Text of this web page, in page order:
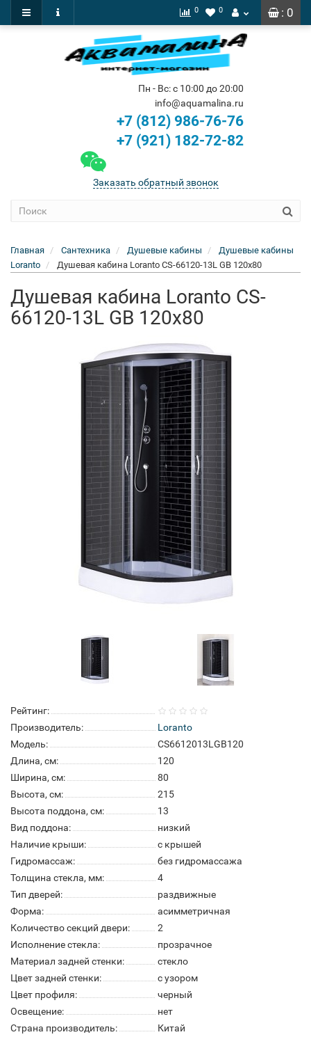
: 0
0 0
Пн - Вс: с 10:00 до 20:00
info@aquamalina.ru
+7 (812) 986-76-76
+7 (921) 182-72-82
Заказать обратный звонок
Главная Сантехника Душевые кабины
Душевые кабины
Loranto
Душевая кабина Loranto CS-66120-13L GB 120x80
Душевая кабина Loranto CS-
66120-13L GB 120x80
Рейтинг:
Производитель:
Loranto
Модель:
CS6612013LGB120
Длина, см:
120
Ширина, см:
80
Высота, см:
215
Высота поддона, см:
13
Вид поддона:
низкий
Наличие крыши:
с крышей
Гидромассаж:
без гидромассажа
Толщина стекла, мм:
4
Тип дверей:
раздвижные
Форма:
асимметричная
Количество секций двери:
2
Исполнение стекла:
прозрачное
Материал задней стенки:
стекло
Цвет задней стенки:
с узором
Цвет профиля:
черный
Освещение:
нет
Страна производитель:
Китай